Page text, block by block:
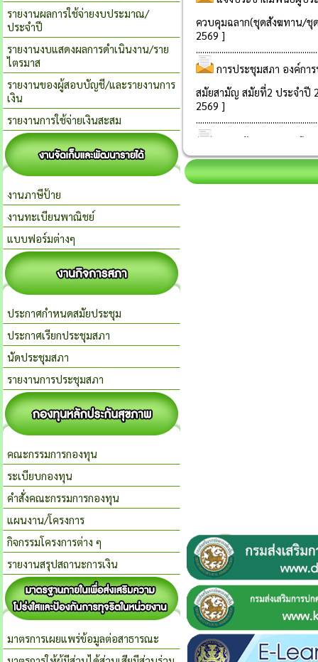
รายงานผลการใช้จ่ายงบประมาณ/
ประจำปี
รายงานงบแสดงผลการดำเนินงาน/ราย
ไตรมาส
รายงานของผู้สอบบัญชี/และรายงานการ
เงิน
รายงานการใช้จ่ายเงินสะสม
งานภาษีป้าย
งานทะเบียนพาณิชย์
แบบฟอร์มต่างๆ
ประกาศกำหนดสมัยประชุม
ประกาศเรียกประชุมสภา
นัดประชุมสภา
รายงานการประชุมสภา
คณะกรรมการกองทุน
ระเบียบกองทุน
คำสั่งคณะกรรมการกองทุน
แผนงาน/โครงการ
กิจกรรมโครงการต่าง ๆ
รายงานสรุปสถานะการเงิน
มาตรการเผยแพร่ข้อมูลต่อสาธารณะ